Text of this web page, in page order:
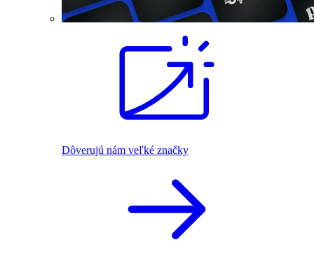
Dôverujú nám veľké značky